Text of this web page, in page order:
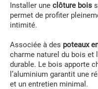
Installer une clôture bois
permet de profiter
intimité.
Associée à des poteaux
charme naturel du bois et
durable. Le bois apporte
l’aluminium garantit une
et un entretien minimal.